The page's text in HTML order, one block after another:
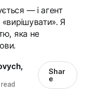
— і агент
Я
яка не
,
Shar
e